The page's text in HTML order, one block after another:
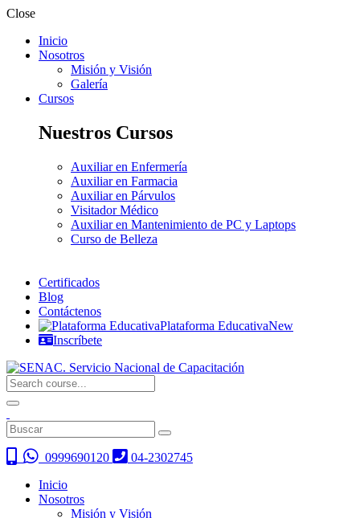
Close
Inicio
Nosotros
Misión y Visión
Galería
Cursos
Nuestros Cursos
Auxiliar en Enfermería
Auxiliar en Farmacia
Auxiliar en Párvulos
Visitador Médico
Auxiliar en Mantenimiento de PC y Laptops
Curso de Belleza
Certificados
Blog
Contáctenos
Plataforma EducativaNew
Inscríbete
0999690120
04-2302745
Inicio
Nosotros
Misión y Visión